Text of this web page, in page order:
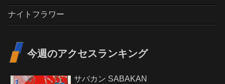
ナイトフラワー
今週のアクセスランキング
サバカン SABAKAN